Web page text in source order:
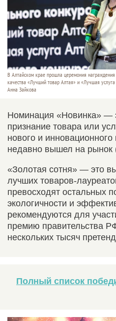
В Алтайском крае прошла церемония
качества «Лучший товар Алтая» и «Лучшая услуга
Анна Зайкова
Номинация «Новинка» —
признание товара или
нового и инновационного
недавно вышел на рынок
«Золотая сотня» — это
лучших товаров-
превосходят остальных
экологичности и
рекомендуются для
премию правительства
нескольких тысяч
Полный список